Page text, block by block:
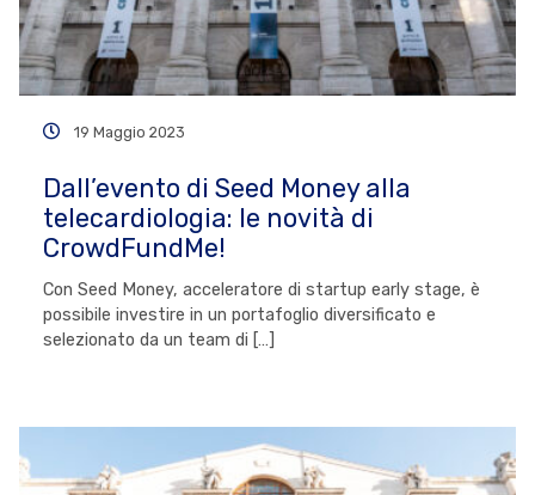
19 Maggio 2023
Dall’evento di Seed Money alla
telecardiologia: le novità di
CrowdFundMe!
Con Seed Money, acceleratore di startup early stage, è
possibile investire in un portafoglio diversificato e
selezionato da un team di […]